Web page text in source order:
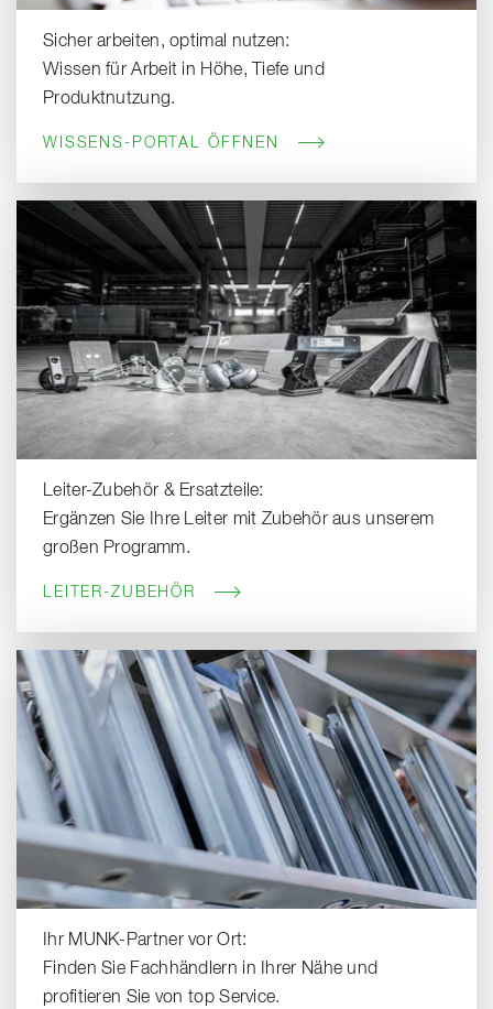
Sicher arbeiten, optimal nutzen:
Wissen für Arbeit in Höhe, Tiefe und
Produktnutzung.
WISSENS-PORTAL ÖFFNEN
Leiter-Zubehör & Ersatzteile:
Ergänzen Sie Ihre Leiter mit Zubehör aus unserem
großen Programm.
LEITER-ZUBEHÖR
Ihr MUNK-Partner vor Ort:
Finden Sie Fachhändlern in Ihrer Nähe und
profitieren Sie von top Service.